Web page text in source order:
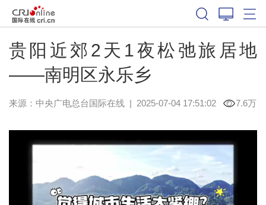
贵阳近郊2天1夜松弛旅居地
——南明区永乐乡
来源：中央广电总台国际在线| 2025-07-04 17:51:02 7.6万